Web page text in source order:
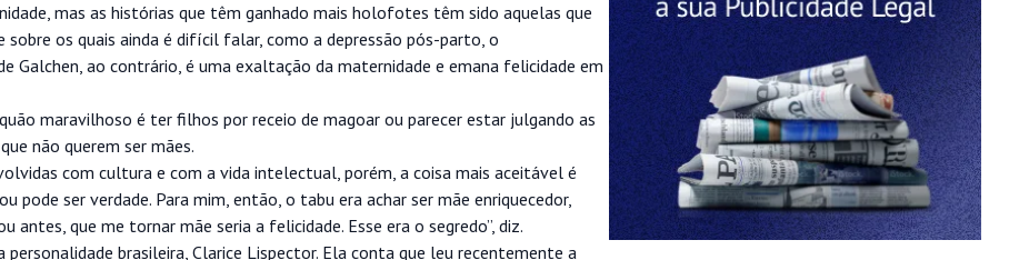
mas as histórias que têm ganhado mais holofotes têm sido aquelas que
os quais ainda é difícil falar, como a depressão pós-parto, o
Galchen, ao contrário, é uma exaltação da maternidade e emana felicidade em
maravilhoso é ter filhos por receio de magoar ou parecer estar julgando as
não querem ser mães.
com cultura e com a vida intelectual, porém, a coisa mais aceitável é
ser verdade. Para mim, então, o tabu era achar ser mãe enriquecedor,
que me tornar mãe seria a felicidade. Esse era o segredo”, diz.
brasileira, Clarice Lispector. Ela conta que leu recentemente a